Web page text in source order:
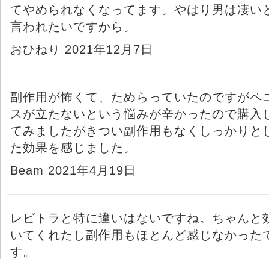
てやめられなくなってます。やはり男は凄い
言われたいですから。
おひねり 2021年12月7日
副作用が怖くて、ためらっていたのですがペ
スが立たないという悩みが辛かったので購入
てみましたがきつい副作用もなくしっかりと
た効果を感じました。
Beam 2021年4月19日
レビトラと特に違いはないですね。ちゃんと
いてくれたし副作用もほとんど感じなかった
す。